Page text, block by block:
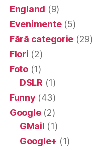
England (9)
Evenimente(5)
Fără categorie (29)
Flori (2)
Foto(1)
DSLR (1)
Funny (43)
Google(2)
GMail (1)
Google+ (1)